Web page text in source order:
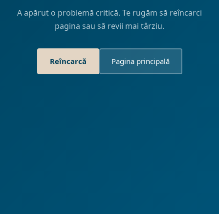
A apărut o problemă critică. Te rugăm să reîncarci
pagina sau să revii mai târziu.
Reîncarcă Pagina principală